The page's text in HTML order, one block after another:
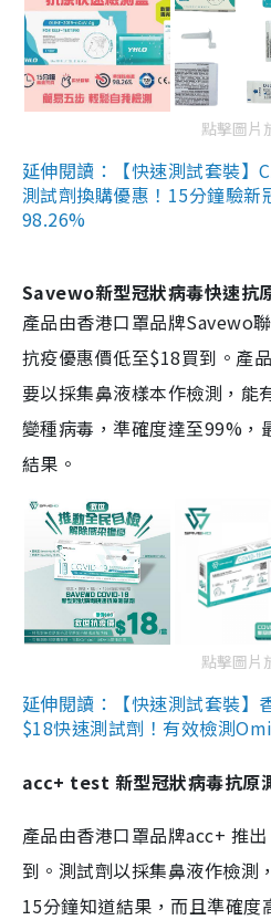
點擊圖片
延伸閱讀：【快速測試套裝】
測試劑換購優惠！15分鐘驗新
98.26%
Savewo新型冠狀病毒快速抗
產品由香港口罩品牌Savewo
抗疫優惠價低至$18買到。產
要以採集鼻液樣本作檢測，
變種病毒，準確度達至99%，
結果。
點擊圖片
延伸閱讀：【快速測試套裝】
$18快速測試劑！有效檢測
acc+ test 新型冠狀病毒抗原
產品由香港口罩品牌acc+ 推
到。測試劑以採集鼻液作檢測
15分鐘知道結果，而且準確